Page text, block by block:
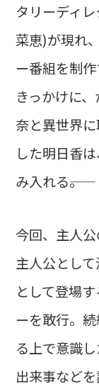
タリーディ
菜恵)が現れ
ー番組を制
きっかけに
奈と異世界
した明日香
み入れる――。
今回、主人
主人公とし
として登場
ーを敢行。
る上で意識
出来事などを